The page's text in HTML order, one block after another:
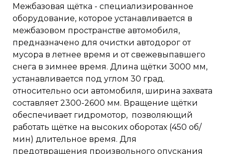
Межбазовая щётка - специализированное
оборудование, которое устанавливается в
межбазовом пространстве автомобиля,
предназначено для очистки автодорог от
мусора в летнее время и от свежевыпавшего
снега в зимнее время. Длина щётки 3000 мм,
устанавливается под углом 30 град.
относительно оси автомобиля, ширина захвата
составляет 2300-2600 мм. Вращение щётки
обеспечивает гидромотор, позволяющий
работать щётке на высоких оборотах (450 об/
мин) длительное время. Для
предотвращения произвольного опускания